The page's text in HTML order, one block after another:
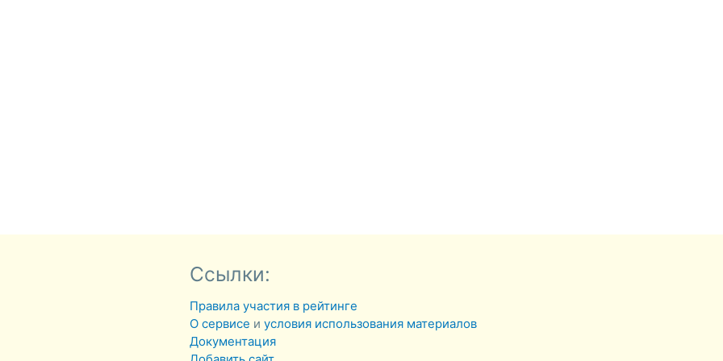
Ссылки:
Правила участия в рейтинге
О сервисе иусловия использования материалов
Документация